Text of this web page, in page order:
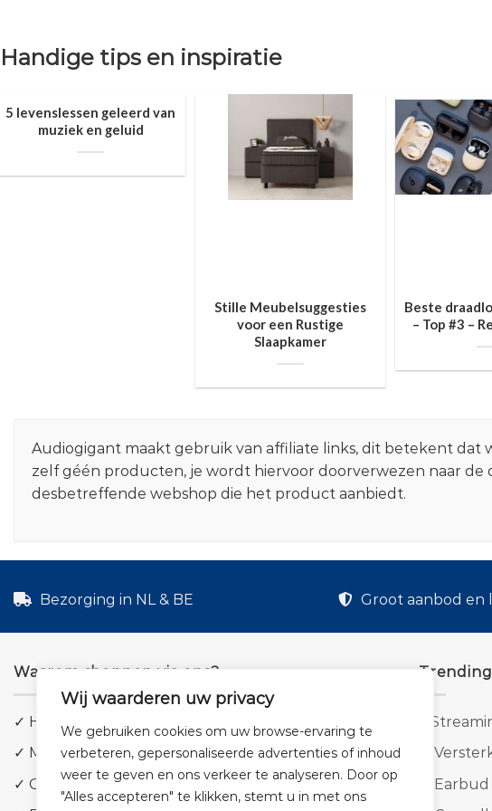
Wij waarderen uw privacy
We gebruiken cookies om uw browse-ervaring te
verbeteren, gepersonaliseerde advertenties of inhoud
weer te geven en ons verkeer te analyseren. Door op
"Alles accepteren" te klikken, stemt u in met ons
Handige tips en inspiratie
5 levenslessen geleerd van
muziek en geluid
Stille Meubelsuggesties
voor een Rustige
Slaapkamer
Beste
– Top #3 –
Audiogigant maakt gebruik van affiliate links, dit betekent dat
zelf géén producten, je wordt hiervoor doorverwezen naar
desbetreffende webshop die het product aanbiedt.
Bezorging in NL & BE Groot aanbod en
Waarom shoppen via ons?
✓ Hoge kwaliteit geluid
✓ Meer dan 5.000 producten
✓ Groot aanbod en lage prijzen
Trending